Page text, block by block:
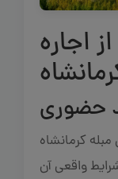
اجاره
حضوری
کرمانشاه
واقعی آن